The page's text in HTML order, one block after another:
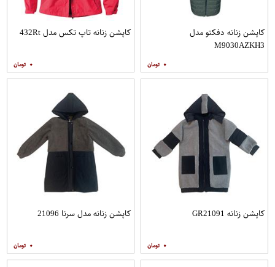
کاپشن زنانه دفکتو مدل
M9030AZKH3
۰
کاپشن زنانه تاپ تکس مدل 432Rt
۰
کاپشن زنانه GR21091
۰
کاپشن زنانه مدل سرنا 21096
۰